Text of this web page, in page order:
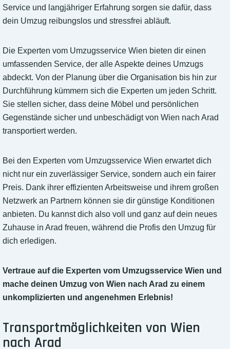
Service und langjähriger Erfahrung sorgen sie dafür, dass
dein Umzug reibungslos und stressfrei abläuft.
Die Experten vom Umzugsservice Wien bieten dir einen
umfassenden Service, der alle Aspekte deines Umzugs
abdeckt. Von der Planung über die Organisation bis hin zur
Durchführung kümmern sich die Experten um jeden Schritt.
Sie stellen sicher, dass deine Möbel und persönlichen
Gegenstände sicher und unbeschädigt von Wien nach Arad
transportiert werden.
Bei den Experten vom Umzugsservice Wien erwartet dich
nicht nur ein zuverlässiger Service, sondern auch ein fairer
Preis. Dank ihrer effizienten Arbeitsweise und ihrem großen
Netzwerk an Partnern können sie dir günstige Konditionen
anbieten. Du kannst dich also voll und ganz auf dein neues
Zuhause in Arad freuen, während die Profis den Umzug für
dich erledigen.
Vertraue auf die Experten vom Umzugsservice Wien und
mache deinen Umzug von Wien nach Arad zu einem
unkomplizierten und angenehmen Erlebnis!
Transportmöglichkeiten von Wien
nach Arad